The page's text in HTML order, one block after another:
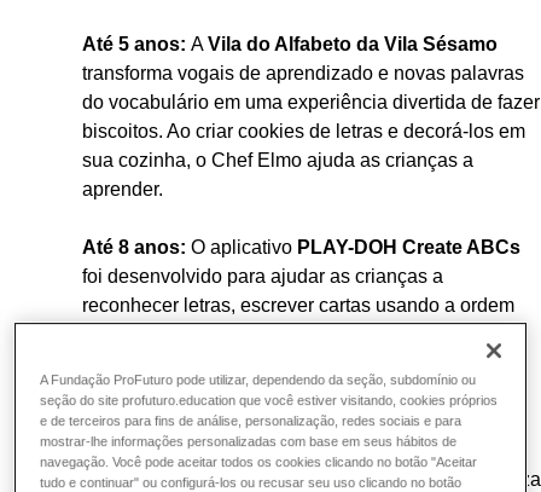
Até 5 anos: AVila do Alfabeto da Vila Sésamo
transforma vogais de aprendizado e novas palavras
do vocabulário em uma experiência divertida de fazer
biscoitos. Ao criar cookies de letras e decorá-los em
sua cozinha, o Chef Elmo ajuda as crianças a
aprender.
Até 8 anos: O aplicativo PLAY-DOH Create ABCs
foi desenvolvido para ajudar as crianças a
reconhecer letras, escrever cartas usando a ordem
Até 12 anos: ATabuada Divertida
ajuda a prática
por meio de uma série de aventura. O algoritmo
adaptativo identifica os fatores de multiplicação que
cada jovem considera mais complicado e personaliza
A Fundação ProFuturo pode utilizar, dependendo da seção, subdomínio ou
seção do site profuturo.education que você estiver visitando, cookies próprios
e de terceiros para fins de análise, personalização, redes sociais e para
mostrar-lhe informações personalizadas com base em seus hábitos de
navegação. Você pode aceitar todos os cookies clicando no botão "Aceitar
tudo e continuar" ou configurá-los ou recusar seu uso clicando no botão